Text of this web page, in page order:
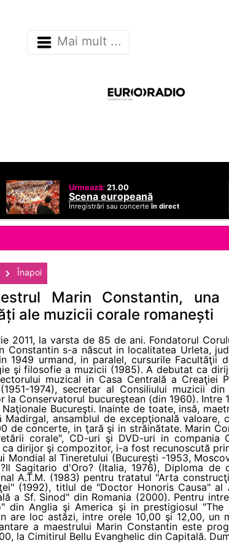
Mai mult ...
Urmează: 21.00
Scena europeană
Înregistrări sau concerteîn direct
Înapoi
Marin Constantin,
ale muzicii corale romanești
2011, la varsta de 85 de ani. Fondatorul
Constantin s-a născut in localitatea Urleta,
1949 urmand, in paralel, cursurile Facultăţii
şi filosofie a muzicii (1985). A debutat ca
muzical in Casa Centrală a Creaţiei
1974), secretar al Consiliului muzicii
Conservatorul bucureştean (din 1960). Intre
Bucureşti. Inainte de toate, insă,
ansamblul de excepţională valoare,
de concerte, in ţară şi in străinătate. Marin
corale", CD-uri şi DVD-uri in compania
dirijor şi compozitor, i-a fost recunoscută
Mondial al Tineretului (Bucureşti -1953,
?Il Sagitario d'Oro? (Italia, 1976), Diploma
A.T.M. (1983) pentru tratatul "Arta
(1992), titlul de "Doctor Honoris Causa"
a Sf. Sinod" din Romania (2000). Pentru
din Anglia şi America şi in prestigiosul
are loc astăzi, intre orele 10,00 şi 12,00, un
a maestrului Marin Constantin este
la Cimitirul Bellu Evanghelic din Capitală.